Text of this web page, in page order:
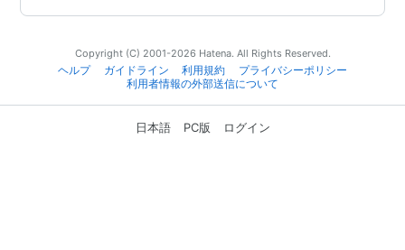
Copyright (C) 2001-2026 Hatena. All Rights Reserved.
ヘルプ
ガイドライン 利用規約
プライバシーポリシー
利用者情報の外部送信について
日本語 PC版 ログイン